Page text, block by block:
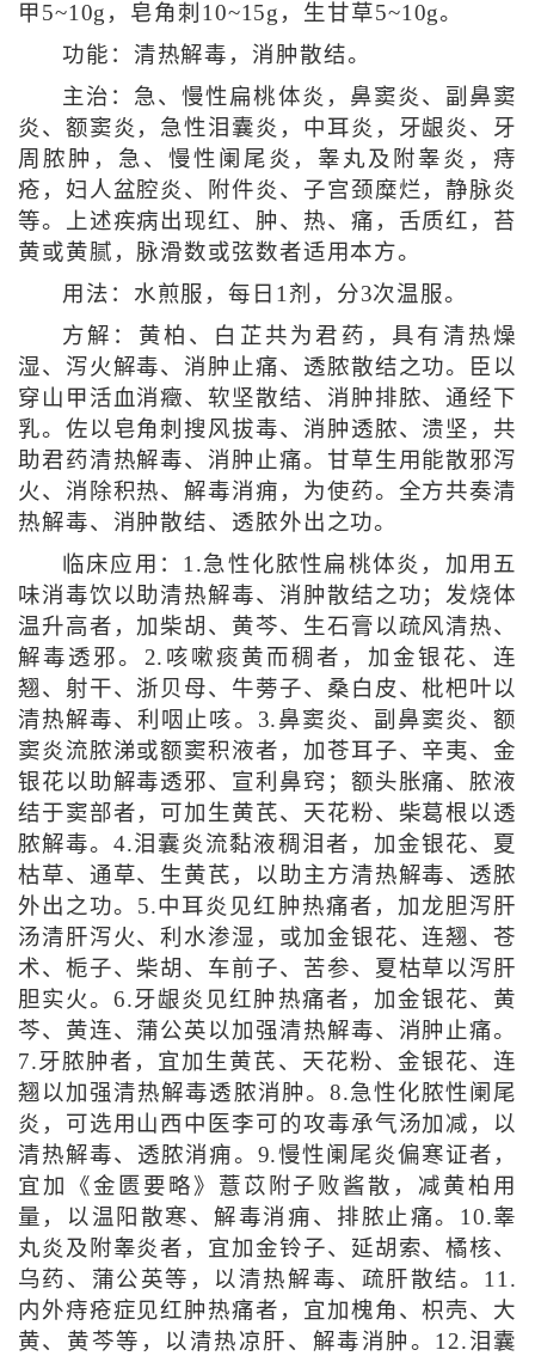
甲5~10g，皂角刺10~15g，生甘草5~10g。
功能：清热解毒，消肿散结。
主治：急、慢性扁桃体炎，鼻窦炎、副鼻窦
炎、额窦炎，急性泪囊炎，中耳炎，牙龈炎、牙
周脓肿，急、慢性阑尾炎，睾丸及附睾炎，痔
疮，妇人盆腔炎、附件炎、子宫颈糜烂，静脉炎
等。上述疾病出现红、肿、热、痛，舌质红，苔
黄或黄腻，脉滑数或弦数者适用本方。
用法：水煎服，每日1剂，分3次温服。
方解：黄柏、白芷共为君药，具有清热燥
湿、泻火解毒、消肿止痛、透脓散结之功。臣以
穿山甲活血消癥、软坚散结、消肿排脓、通经下
乳。佐以皂角刺搜风拔毒、消肿透脓、溃坚，共
助君药清热解毒、消肿止痛。甘草生用能散邪泻
火、消除积热、解毒消痈，为使药。全方共奏清
热解毒、消肿散结、透脓外出之功。
临床应用：1.急性化脓性扁桃体炎，加用五
味消毒饮以助清热解毒、消肿散结之功；发烧体
温升高者，加柴胡、黄芩、生石膏以疏风清热、
解毒透邪。2.咳嗽痰黄而稠者，加金银花、连
翘、射干、浙贝母、牛蒡子、桑白皮、枇杷叶以
清热解毒、利咽止咳。3.鼻窦炎、副鼻窦炎、额
窦炎流脓涕或额窦积液者，加苍耳子、辛夷、金
银花以助解毒透邪、宣利鼻窍；额头胀痛、脓液
结于窦部者，可加生黄芪、天花粉、柴葛根以透
脓解毒。4.泪囊炎流黏液稠泪者，加金银花、夏
枯草、通草、生黄芪，以助主方清热解毒、透脓
外出之功。5.中耳炎见红肿热痛者，加龙胆泻肝
汤清肝泻火、利水渗湿，或加金银花、连翘、苍
术、栀子、柴胡、车前子、苦参、夏枯草以泻肝
胆实火。6.牙龈炎见红肿热痛者，加金银花、黄
芩、黄连、蒲公英以加强清热解毒、消肿止痛。
7.牙脓肿者，宜加生黄芪、天花粉、金银花、连
翘以加强清热解毒透脓消肿。8.急性化脓性阑尾
炎，可选用山西中医李可的攻毒承气汤加减，以
清热解毒、透脓消痈。9.慢性阑尾炎偏寒证者，
宜加《金匮要略》薏苡附子败酱散，减黄柏用
量，以温阳散寒、解毒消痈、排脓止痛。10.睾
丸炎及附睾炎者，宜加金铃子、延胡索、橘核、
乌药、蒲公英等，以清热解毒、疏肝散结。11.
内外痔疮症见红肿热痛者，宜加槐角、枳壳、大
黄、黄芩等，以清热凉肝、解毒消肿。12.泪囊